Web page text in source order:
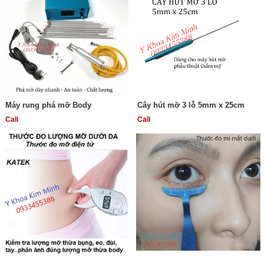
Máy rung phá mỡ Body
Call
Cây hút mỡ 3 lỗ 5mm x 25cm
Call